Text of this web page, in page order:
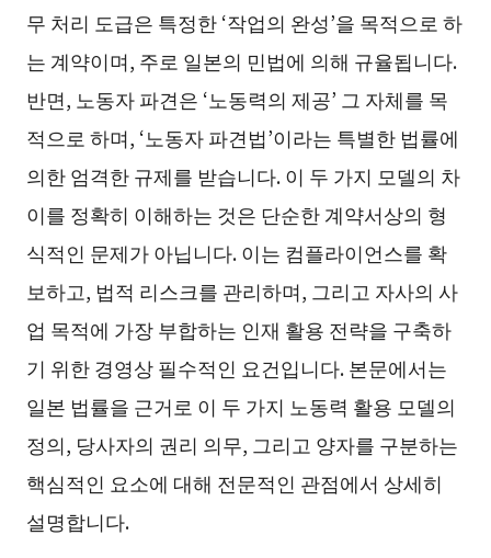
무 처리 도급은 특정한 ‘작업의 완성’을 목적으로 하
는 계약이며, 주로 일본의 민법에 의해 규율됩니다.
반면, 노동자 파견은 ‘노동력의 제공’ 그 자체를 목
적으로 하며, ‘노동자 파견법’이라는 특별한 법률에
의한 엄격한 규제를 받습니다. 이 두 가지 모델의 차
이를 정확히 이해하는 것은 단순한 계약서상의 형
식적인 문제가 아닙니다. 이는 컴플라이언스를 확
보하고, 법적 리스크를 관리하며, 그리고 자사의 사
업 목적에 가장 부합하는 인재 활용 전략을 구축하
기 위한 경영상 필수적인 요건입니다. 본문에서는
일본 법률을 근거로 이 두 가지 노동력 활용 모델의
정의, 당사자의 권리 의무, 그리고 양자를 구분하는
핵심적인 요소에 대해 전문적인 관점에서 상세히
설명합니다.